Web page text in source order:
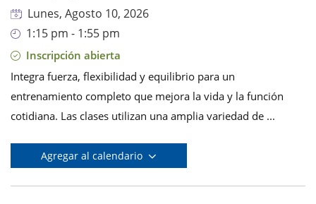
Lunes, Agosto 10, 2026
1:15 pm - 1:55 pm
Inscripción abierta
Integra fuerza, flexibilidad y equilibrio para un
entrenamiento completo que mejora la vida y la función
cotidiana. Las clases utilizan una amplia variedad de ...
Agregar al calendario